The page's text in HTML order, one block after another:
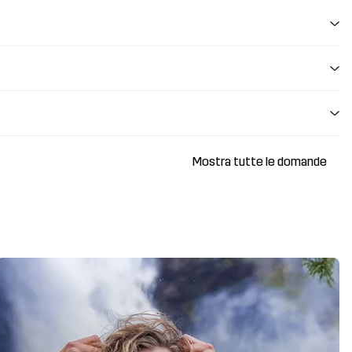
Mostra tutte le domande